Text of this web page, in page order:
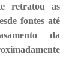
retratou as
fontes até
da